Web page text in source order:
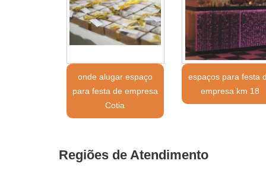
onde alugar espaço
para festa de empresa
Cotia
espaços para festa
empresa km 18
Regiões de Atendimento